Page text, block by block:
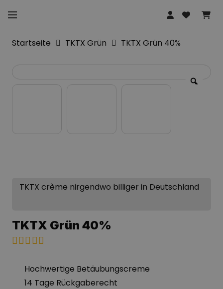
Startseite TKTX Grün TKTX Grün 40%
TKTX crème nirgendwo billiger in Deutschland
TKTX Grün 40%
Hochwertige Betäubungscreme
14 Tage Rückgaberecht